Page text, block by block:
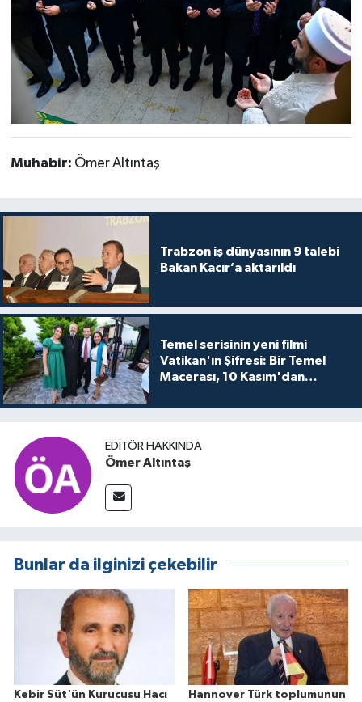
Muhabir: Ömer Altıntaş
Trabzon iş dünyasının 9 talebi
Bakan Kacır’a aktarıldı
Temel serisinin yeni filmi
Vatikan'ın Şifresi: Bir Temel
Macerası, 10 Kasım'dan
buluşuyo
EDITÖR HAKKINDA
Ömer Altıntaş
Bunlar da ilginizi çekebilir
Kebir Süt'ün Kurucusu Hacı
Hannover Türk toplumunun